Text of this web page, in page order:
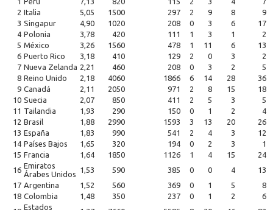
2 Italia 5,05 1500 297 2 9 8
9
3 Singapur 4,90 1020 208 0 3 6
17
4 Polonia 3,78 420 111 1 3 1
2
5 México 3,26 1560 478 1 11 6
13
6 Puerto Rico 3,18 410 129 2 0 3
2
7 Nueva Zelanda 2,21 460 208 0 3 2
5
8 Reino Unido 2,18 4060 1866 6 14 28
36
9 Canadá 2,11 2050 971 2 8 15
18
10 Suecia 2,07 850 411 2 5 3
5
11 Tailandia 1,93 290 150 0 1 2
4
12 Brasil 1,88 2990 1593 3 13 20
26
13 España 1,83 990 541 2 4 3
12
14 Países Bajos 1,65 320 194 0 2 3
1
15 Francia 1,64 1850 1126 1 4 15
24
16 Emiratos
Árabes Unidos 1,53 590 385 0 0 4
13
17 Argentina 1,52 560 369 0 1 5
8
18 Colombia 1,48 350 237 0 1 2
6
Estados